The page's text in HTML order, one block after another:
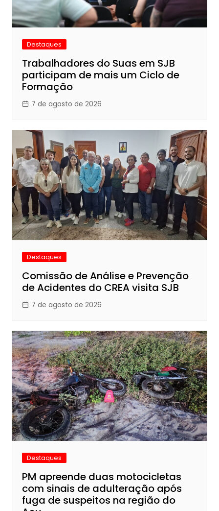
Destaques
Trabalhadores do Suas em SJB
participam de mais um Ciclo de
Formação
7 de agosto de 2026
Destaques
Comissão de Análise e Prevenção
de Acidentes do CREA visita SJB
7 de agosto de 2026
Destaques
PM apreende duas motocicletas
com sinais de adulteração após
fuga de suspeitos na região do